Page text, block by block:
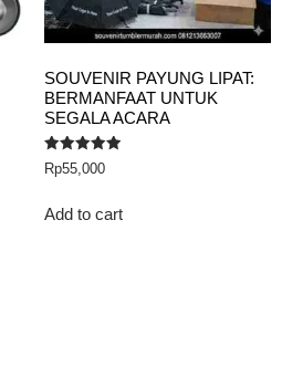
SOUVENIR PAYUNG LIPAT:
BERMANFAAT UNTUK
SEGALA ACARA
Rated
5.00
Rp55,000
Add to cart